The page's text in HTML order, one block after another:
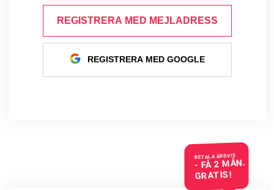
REGISTRERA MED MEJLADRESS
REGISTRERA MED GOOGLE
BETALA ÅRSVIS
- FÅ 2 MÅN.
GRATIS!